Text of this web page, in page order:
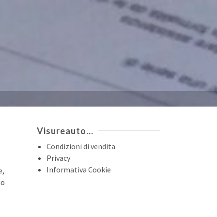
Visureauto…
Condizioni di vendita
Privacy
Informativa Cookie